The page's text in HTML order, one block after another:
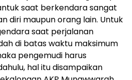
saat berkendara sangat
diri maupun orang lain. Untuk
saat perjalanan
di batas waktu maksimum
pengemudi harus
hal itu disampaikan